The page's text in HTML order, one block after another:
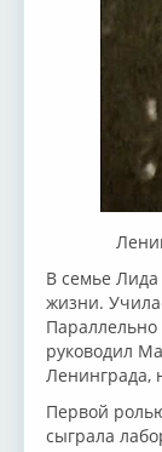
В семье
жизни.
руководил
Ленинграда,
Первой
сыграла